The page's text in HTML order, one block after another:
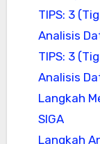
TIPS: 3
Analisis
TIPS: 3
Analisis
Langkah
SIGA
Langkah